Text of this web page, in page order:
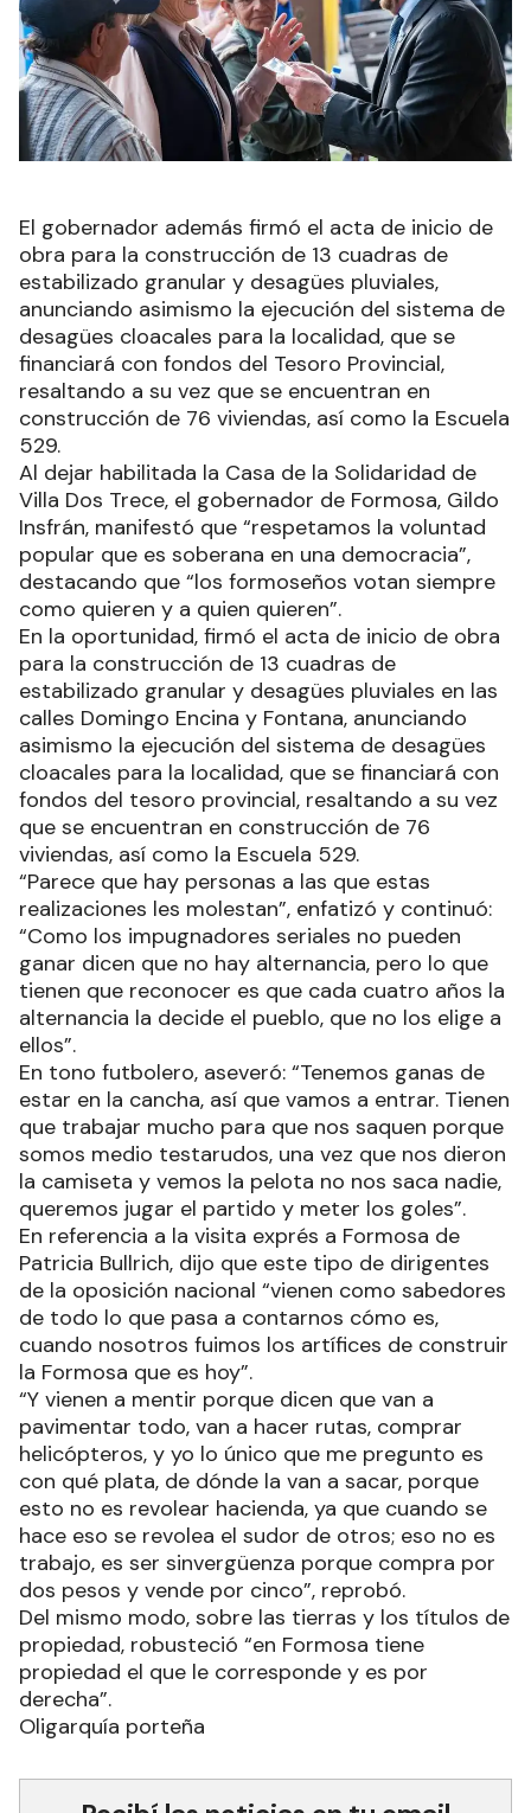
El gobernador además firmó el acta de inicio de
obra para la construcción de 13 cuadras de
estabilizado granular y desagües pluviales,
anunciando asimismo la ejecución del sistema de
desagües cloacales para la localidad, que se
financiará con fondos del Tesoro Provincial,
resaltando a su vez que se encuentran en
construcción de 76 viviendas, así como la Escuela
529.
Al dejar habilitada la Casa de la Solidaridad de
Villa Dos Trece, el gobernador de Formosa, Gildo
Insfrán, manifestó que “respetamos la voluntad
popular que es soberana en una democracia”,
destacando que “los formoseños votan siempre
como quieren y a quien quieren”.
En la oportunidad, firmó el acta de inicio de obra
para la construcción de 13 cuadras de
estabilizado granular y desagües pluviales en las
calles Domingo Encina y Fontana, anunciando
asimismo la ejecución del sistema de desagües
cloacales para la localidad, que se financiará con
fondos del tesoro provincial, resaltando a su vez
que se encuentran en construcción de 76
viviendas, así como la Escuela 529.
“Parece que hay personas a las que estas
realizaciones les molestan”, enfatizó y continuó:
“Como los impugnadores seriales no pueden
ganar dicen que no hay alternancia, pero lo que
tienen que reconocer es que cada cuatro años la
alternancia la decide el pueblo, que no los elige a
ellos”.
En tono futbolero, aseveró: “Tenemos ganas de
estar en la cancha, así que vamos a entrar. Tienen
que trabajar mucho para que nos saquen porque
somos medio testarudos, una vez que nos dieron
la camiseta y vemos la pelota no nos saca nadie,
queremos jugar el partido y meter los goles”.
En referencia a la visita exprés a Formosa de
Patricia Bullrich, dijo que este tipo de dirigentes
de la oposición nacional “vienen como sabedores
de todo lo que pasa a contarnos cómo es,
cuando nosotros fuimos los artífices de construir
la Formosa que es hoy”.
“Y vienen a mentir porque dicen que van a
pavimentar todo, van a hacer rutas, comprar
helicópteros, y yo lo único que me pregunto es
con qué plata, de dónde la van a sacar, porque
esto no es revolear hacienda, ya que cuando se
hace eso se revolea el sudor de otros; eso no es
trabajo, es ser sinvergüenza porque compra por
dos pesos y vende por cinco”, reprobó.
Del mismo modo, sobre las tierras y los títulos de
propiedad, robusteció “en Formosa tiene
propiedad el que le corresponde y es por
derecha”.
Oligarquía porteña